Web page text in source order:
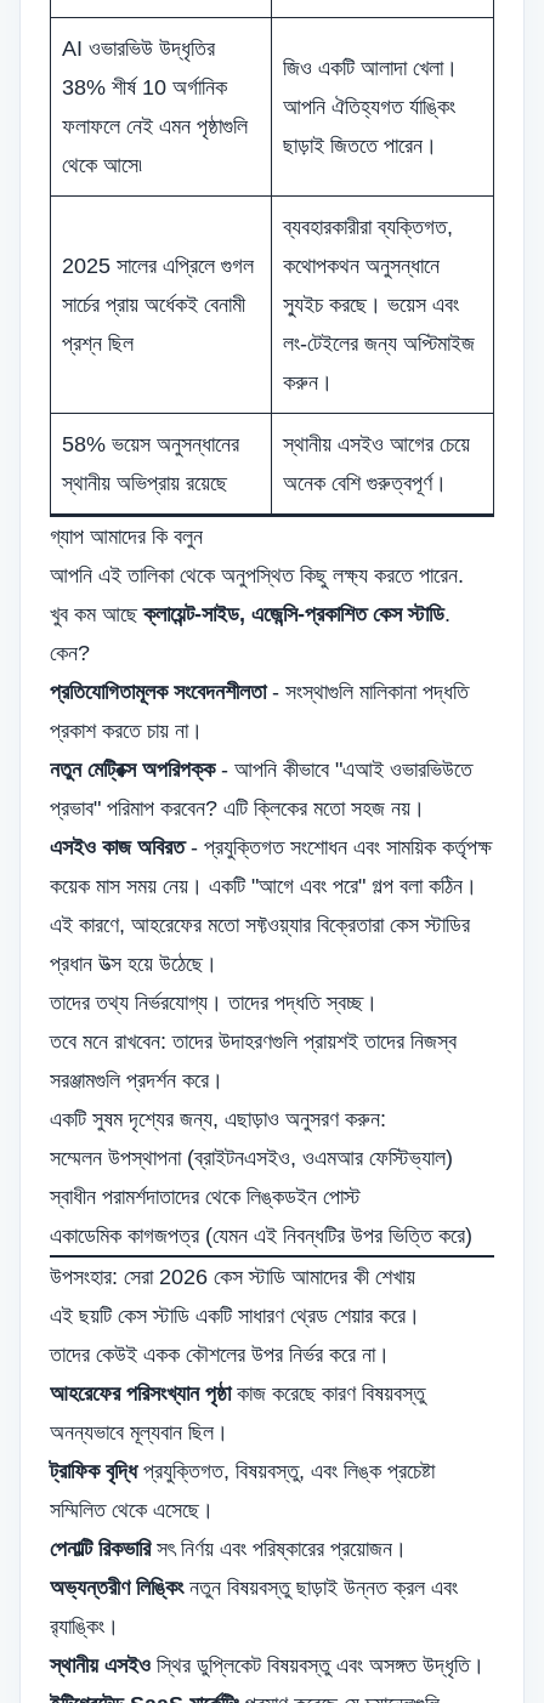
AI ওভারভিউ উদ্ধৃতির
38% শীর্ষ 10 অর্গানিক
ফলাফলে নেই এমন পৃষ্ঠাগুলি
থেকে আসে৷
জিও একটি আলাদা খেলা।
আপনি ঐতিহ্যগত র্যাঙ্কিং
ছাড়াই জিততে পারেন।
2025 সালের এপ্রিলে গুগল
সার্চের প্রায় অর্ধেকই বেনামী
প্রশ্ন ছিল
ব্যবহারকারীরা ব্যক্তিগত,
কথোপকথন অনুসন্ধানে
স্যুইচ করছে। ভয়েস এবং
লং-টেইলের জন্য অপ্টিমাইজ
করুন।
58% ভয়েস অনুসন্ধানের
স্থানীয় অভিপ্রায় রয়েছে
স্থানীয় এসইও আগের চেয়ে
অনেক বেশি গুরুত্বপূর্ণ।
গ্যাপ আমাদের কি বলুন
আপনি এই তালিকা থেকে অনুপস্থিত কিছু লক্ষ্য করতে পারেন.
খুব কম আছেক্লায়েন্ট-সাইড, এজেন্সি-প্রকাশিত কেস স্টাডি.
কেন?
প্রতিযোগিতামূলক সংবেদনশীলতা- সংস্থাগুলি মালিকানা পদ্ধতি
প্রকাশ করতে চায় না।
নতুন মেট্রিক্স অপরিপক্ক- আপনি কীভাবে "এআই ওভারভিউতে
প্রভাব" পরিমাপ করবেন? এটি ক্লিকের মতো সহজ নয়।
এসইও কাজ অবিরত- প্রযুক্তিগত সংশোধন এবং সাময়িক কর্তৃপক্ষ
কয়েক মাস সময় নেয়। একটি "আগে এবং পরে" গল্প বলা কঠিন।
এই কারণে, আহরেফের মতো সফ্টওয়্যার বিক্রেতারা কেস স্টাডির
প্রধান উত্স হয়ে উঠেছে।
তাদের তথ্য নির্ভরযোগ্য। তাদের পদ্ধতি স্বচ্ছ।
তবে মনে রাখবেন: তাদের উদাহরণগুলি প্রায়শই তাদের নিজস্ব
সরঞ্জামগুলি প্রদর্শন করে।
একটি সুষম দৃশ্যের জন্য, এছাড়াও অনুসরণ করুন:
সম্মেলন উপস্থাপনা (ব্রাইটনএসইও, ওএমআর ফেস্টিভ্যাল)
স্বাধীন পরামর্শদাতাদের থেকে লিঙ্কডইন পোস্ট
একাডেমিক কাগজপত্র (যেমন এই নিবন্ধটির উপর ভিত্তি করে)
উপসংহার: সেরা 2026 কেস স্টাডি আমাদের কী শেখায়
এই ছয়টি কেস স্টাডি একটি সাধারণ থ্রেড শেয়ার করে।
তাদের কেউই একক কৌশলের উপর নির্ভর করে না।
আহরেফের পরিসংখ্যান পৃষ্ঠাকাজ করেছে কারণ বিষয়বস্তু
অনন্যভাবে মূল্যবান ছিল।
ট্রাফিক বৃদ্ধিপ্রযুক্তিগত, বিষয়বস্তু, এবং লিঙ্ক প্রচেষ্টা
সম্মিলিত থেকে এসেছে।
পেনাল্টি রিকভারিসৎ নির্ণয় এবং পরিষ্কারের প্রয়োজন।
অভ্যন্তরীণ লিঙ্কিংনতুন বিষয়বস্তু ছাড়াই উন্নত ক্রল এবং
র‌্যাঙ্কিং।
স্থানীয় এসইও স্থির ডুপ্লিকেট বিষয়বস্তু এবং অসঙ্গত উদ্ধৃতি।